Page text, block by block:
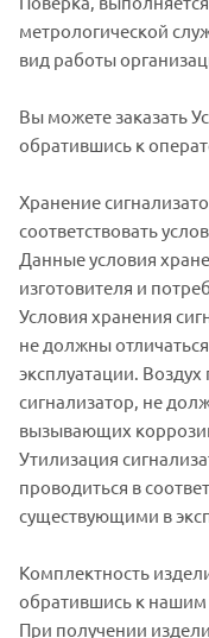
метрологической
вид работы
Вы можете заказать
обратившись к
Хранение
соответствовать
Данные условия
изготовителя и
Условия хранения
не должны
эксплуатации.
сигнализатор, не
вызывающих
Утилизация
проводиться в
существующими в
Комплектность
обратившись к
При получении